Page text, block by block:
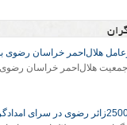
هلال‌احمر خراسان